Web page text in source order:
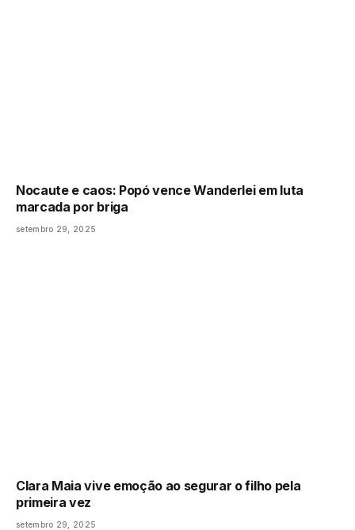
Nocaute e caos: Popó vence Wanderlei em luta
marcada por briga
setembro 29, 2025
Clara Maia vive emoção ao segurar o filho pela
primeira vez
setembro 29, 2025